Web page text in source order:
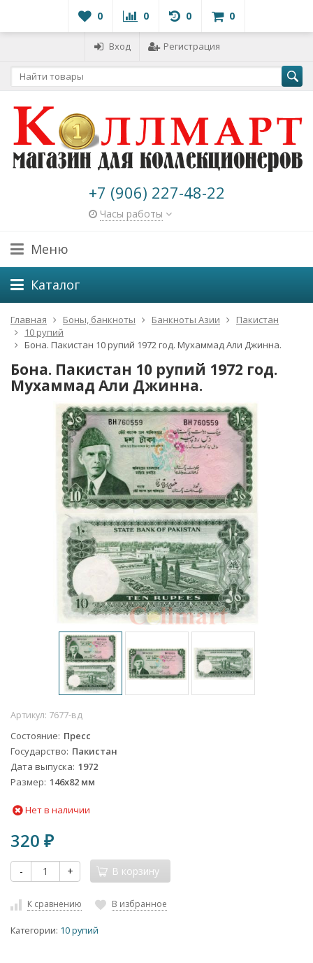
0 0 0 0
Вход Регистрация
+7 (906) 227-48-22
Часы работы
Меню
Каталог
Главная Боны, банкноты Банкноты Азии
Пакистан
10 рупий
Бона. Пакистан 10 рупий 1972 год. Мухаммад Али Джинна.
Бона. Пакистан 10 рупий 1972 год.
Мухаммад Али Джинна.
Артикул: 7677-вд
Состояние Пресс
Государство Пакистан
Дата выпуска 1972
Размер 146х82 мм
Нет в наличии
320 ₽
- + В корзину
К сравнению В избранное
Категории: 10 рупий